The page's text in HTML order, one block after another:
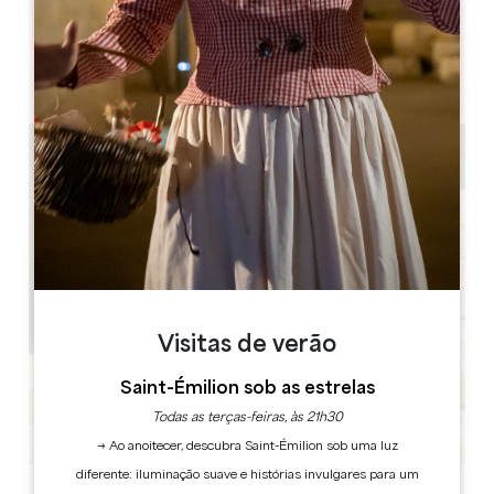
05 57 55 28 20
Contactar-nos
1h15
Visitas de verão
Saint-Émilion sob as estrelas
Todas as terças-feiras, às 21h30
→ Ao anoitecer, descubra Saint-Émilion sob uma luz
diferente: iluminação suave e histórias invulgares para um